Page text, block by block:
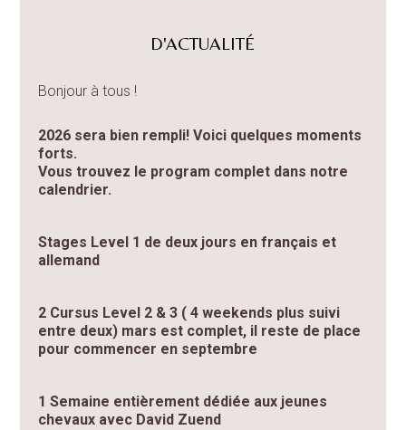
D'ACTUALITÉ
Bonjour à tous !
2026 sera bien rempli! Voici quelques moments
forts.
Vous trouvez le program complet dans notre
calendrier.
Stages Level 1 de deux jours en français et
allemand
2 Cursus Level 2 & 3 ( 4 weekends plus suivi
entre deux) mars est complet, il reste de place
pour commencer en septembre
1 Semaine entièrement dédiée aux jeunes
chevaux avec David Zuend